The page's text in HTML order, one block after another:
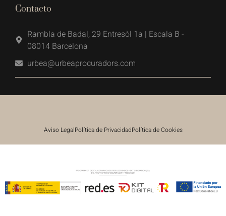
Contacto
Rambla de Badal, 29 Entresòl 1a | Escala B -
08014 Barcelona
urbea@urbeaprocuradors.com
Aviso LegalPolítica de PrivacidadPolítica de Cookies